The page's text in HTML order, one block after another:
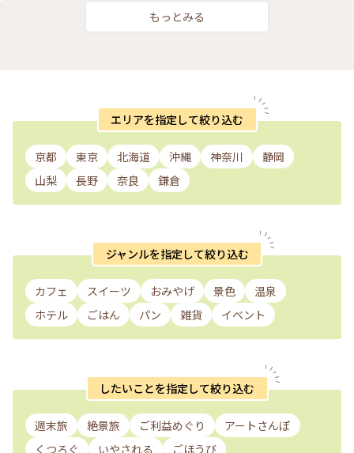
もっとみる
エリアを指定して絞り込む
京都 東京 北海道 沖縄 神奈川
静岡
山梨
長野 奈良 鎌倉
ジャンルを指定して絞り込む
カフェ スイーツ おみやげ 景色
温泉
ホテル
ごはん パン 雑貨 イベント
したいことを指定して絞り込む
週末旅 絶景旅 ご利益めぐり
アートさんぽ
くつろぐ
いやされる ごほうび